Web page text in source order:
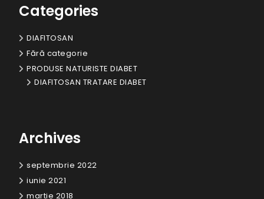
Categories
DIAFITOSAN
Fără categorie
PRODUSE NATURISTE DIABET
DIAFITOSAN TRATARE DIABET
Archives
septembrie 2022
iunie 2021
martie 2018